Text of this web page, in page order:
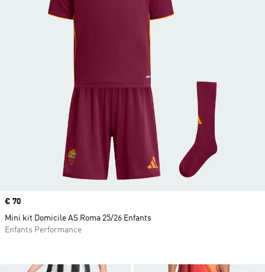
Prix
€ 70
Mini kit Domicile AS Roma 25/26 Enfants
Enfants Performance